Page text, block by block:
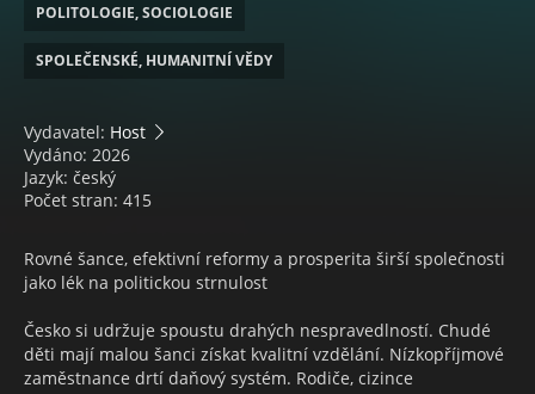
POLITOLOGIE, SOCIOLOGIE
SPOLEČENSKÉ, HUMANITNÍ VĚDY
Vydavatel: Host
Vydáno: 2026
Jazyk: český
Počet stran: 415
Rovné šance, efektivní reformy a prosperita širší společnosti
jako lék na politickou strnulost
Česko si udržuje spoustu drahých nespravedlností. Chudé
děti mají malou šanci získat kvalitní vzdělání. Nízkopříjmové
zaměstnance drtí daňový systém. Rodiče, cizince